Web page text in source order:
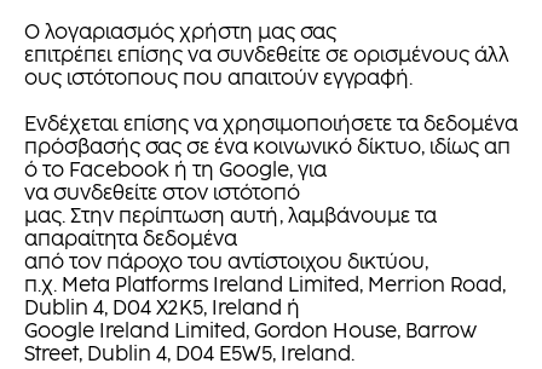
Ο λογαριασμός χρήστη μας σας
επιτρέπει επίσης να συνδεθείτε σε ορισμένους άλλ
ους ιστότοπους που απαιτούν εγγραφή.
Ενδέχεται επίσης να χρησιμοποιήσετε τα δεδομένα
πρόσβασής σας σε ένα κοινωνικό δίκτυο, ιδίως απ
ό το Facebook ή τη Google, για
να συνδεθείτε στον ιστότοπό
μας. Στην περίπτωση αυτή, λαμβάνουμε τα
απαραίτητα δεδομένα
από τον πάροχο του αντίστοιχου δικτύου,
π.χ. Meta Platforms Ireland Limited, Merrion Road,
Dublin 4, D04 X2K5, Ireland ή
Google Ireland Limited, Gordon House, Barrow
Street, Dublin 4, D04 E5W5, Ireland.